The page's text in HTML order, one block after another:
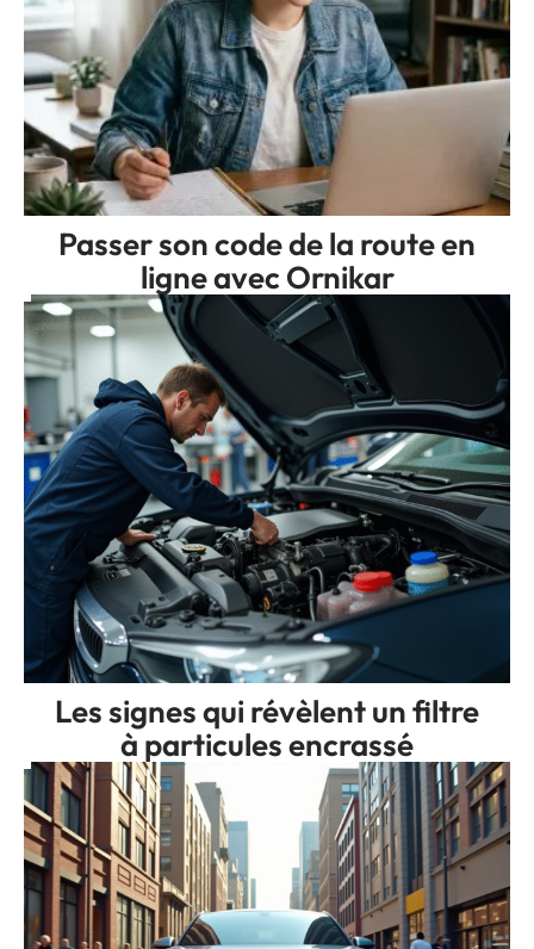
Passer son code de la route en
ligne avec Ornikar
Les signes qui révèlent un filtre
à particules encrassé